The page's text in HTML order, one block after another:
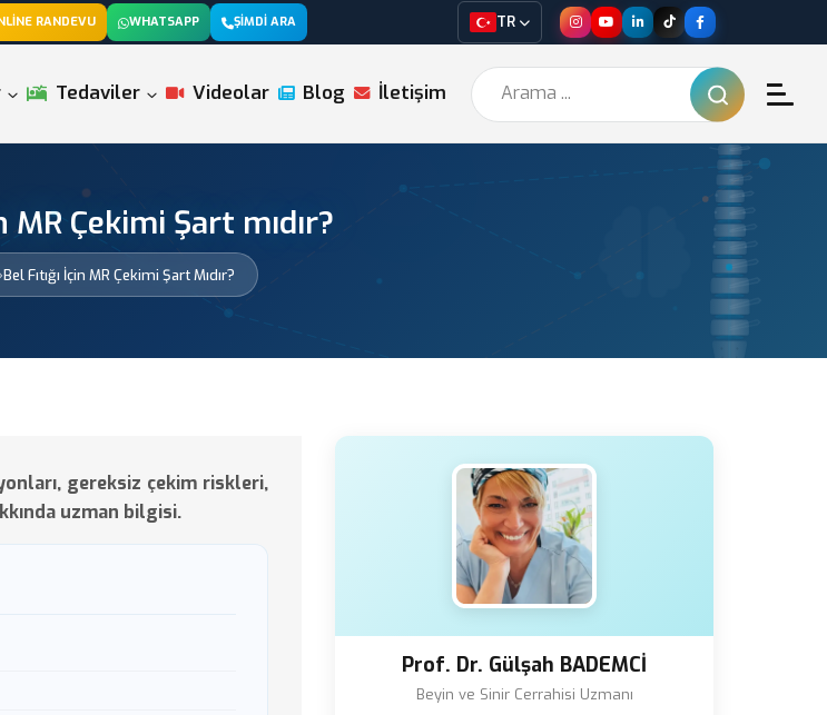
RANDEVU WHATSAPP ŞIMDI ARA TR
Tedaviler Videolar Blog İletişim
MR Çekimi Şart mıdır?
Bel Fıtığı İçin MR Çekimi Şart Mıdır?
gereksiz çekim riskleri,
uzman bilgisi.
Prof. Dr. Gülşah BADEMCİ
Beyin ve Sinir Cerrahisi Uzmanı